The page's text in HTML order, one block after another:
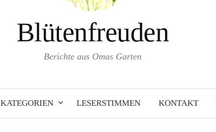
Blütenfreuden
Berichte aus Omas Garten
KATEGORIEN LESERSTIMMEN KONTAKT